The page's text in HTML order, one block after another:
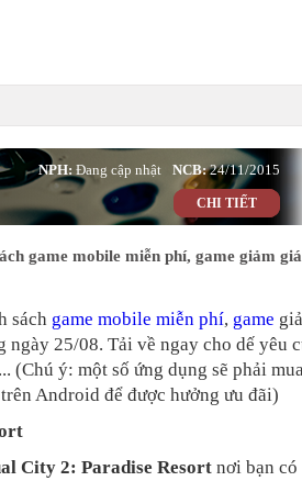
24/11/2015
NCB:
Đang cập nhật
NPH:
CHI TIẾT
game mobile miễn phí, game giảm giá
sách game mobile miễn phí, game
ngày 25/08. Tải về ngay cho dế yêu
(Chú ý: một số ứng dụng sẽ phải
Android để được hưởng ưu đãi)
City 2: Paradise Resort nơi bạn có